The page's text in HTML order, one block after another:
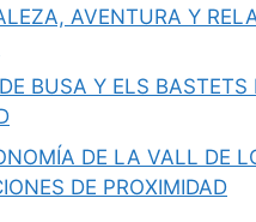
AVENTURA Y
BUSA Y ELS
DE LA VALL DE
DE PROXIMIDAD